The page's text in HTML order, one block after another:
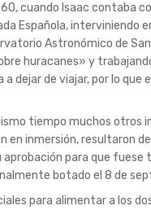
cuando Isaac contaba
Española, interviniendo
Astronómico de
huracanes» y
dejar de viajar, por lo que
tiempo muchos otros
inmersión, resultaron
para que fuese
botado el 8 de
para alimentar a los